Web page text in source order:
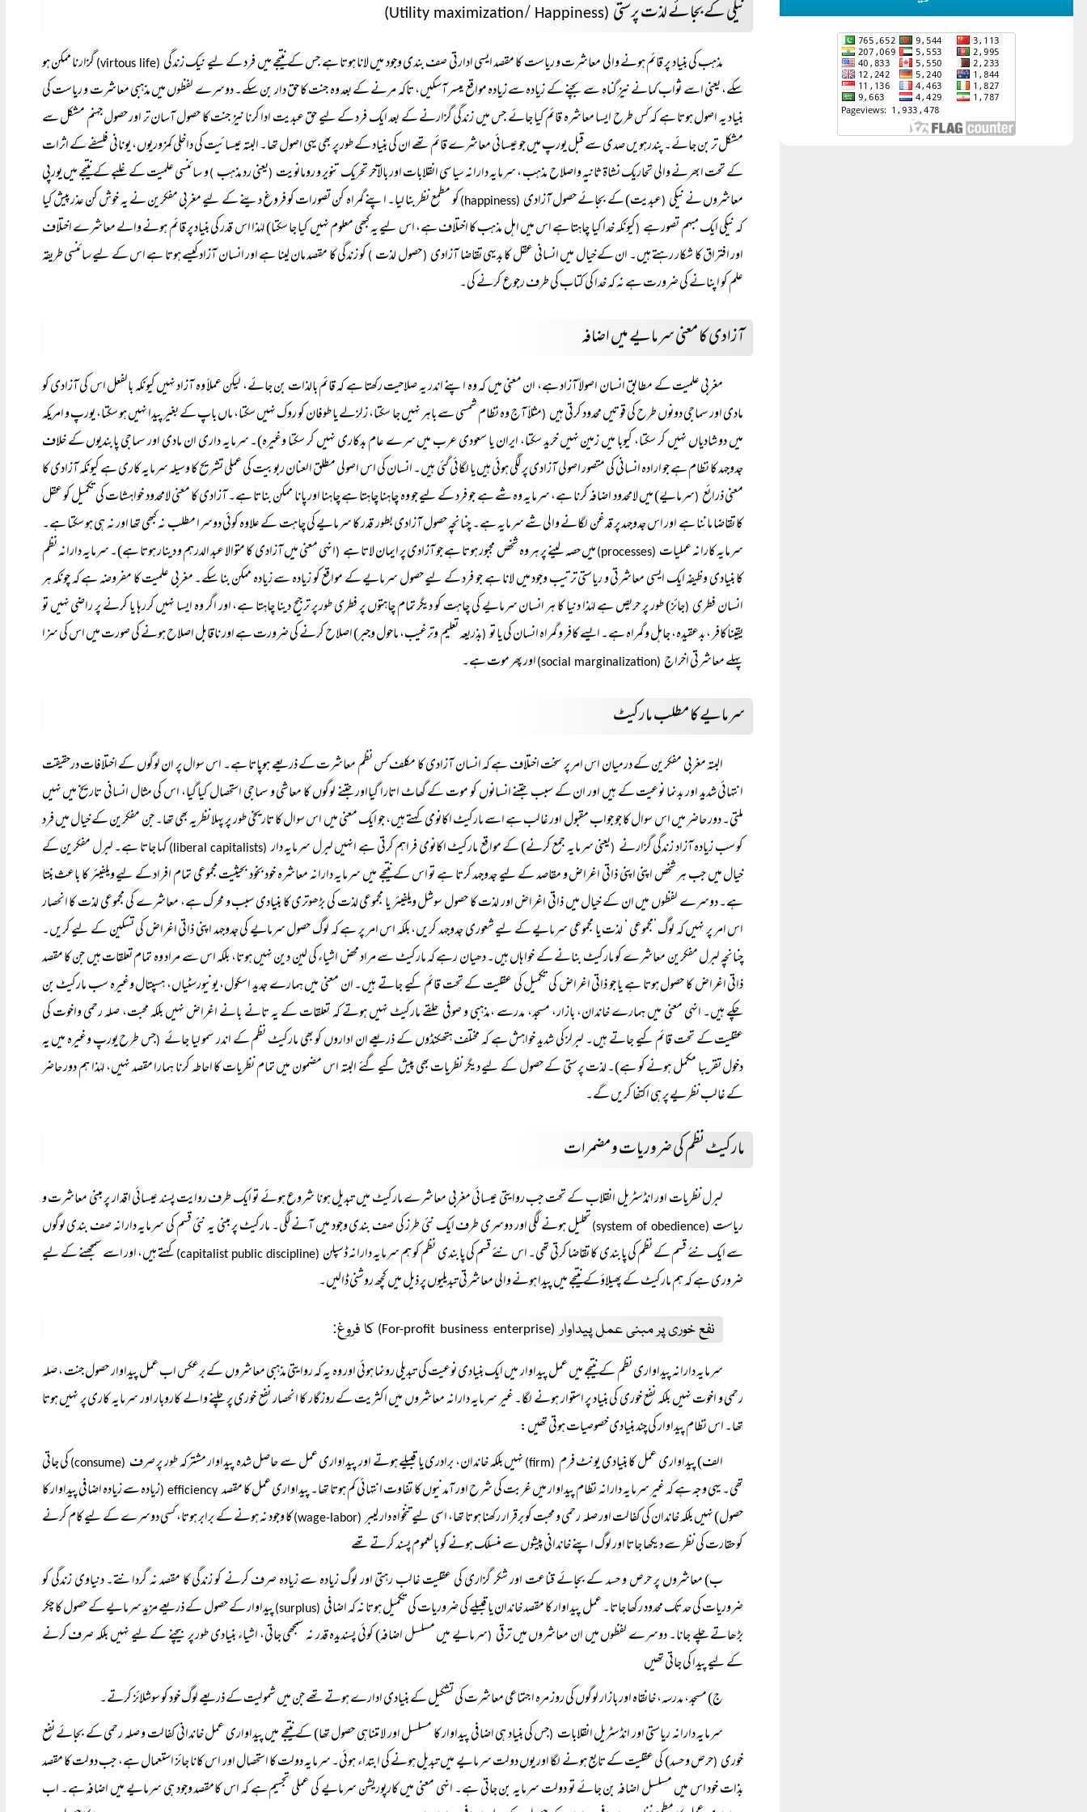
نیکی کے بجائے لذت پرستی (Utility maximization
/ Happiness)
مذہب کی بنیاد پر قائم ہونے والی معاشرت و ریاست کا مقصد ایسی ادارتی صف بندی وجود میں لانا ہوتا ہے جس کے نتیجے میں فرد کے لیے نیک زندگی (virtous life)
گزارنا ممکن ہو
سکے، یعنی اسے ثواب کمانے نیز گناہ سے بچنے کے زیادہ سے زیادہ مواقع میسر آسکیں، تاکہ مرنے کے بعد وہ جنت کا حق دار بن سکے۔ دوسرے لفظوں میں مذہبی معاشرت و ریاست کی
بنیاد یہ اصول ہوتا ہے کہ کس طرح ایسا معاشرہ قائم کیا جائے جس میں زندگی گزارنے کے بعد ایک فرد کے لیے حق عبدیت ادا کرنا نیز جنت کا حصول آسان تر اور حصول جہنم مشکل سے
مشکل تر بن جائے۔ پندرہویں صدی سے قبل یورپ میں جو عیسائی معاشرے قائم تھے ان کی بنیاد کے طور پر بھی یہی اصول تھا۔ البتہ عیسائیت کی داخلی کمزوریوں، یونانی فلسفے کے اثرات
کے تحت ابھرنے والی تحاریک نشاۃ ثانیہ واصلاح مذہب ، سرمایہ دارانہ سیاسی انقلابات اور بالآخر تحریک تنویر و رومانویت (یعنی رد مذہب )و سائنسی علمیت کے غلبے کے نتیجے میں یورپی
معاشروں نے نیکی (عبدیت) کے بجائے حصول آزادی (happiness)
کو مطمع نظر بنا لیا۔ اپنے گمراہ کن تصورات کو فروغ دینے کے لیے مغربی مفکرین نے یہ خوش کن عذر پیش کیا
کہ نیکی ایک مبہم تصور ہے (کیونکہ خدا کیا چاہتا ہے اس میں اہل مذہب کا اختلاف ہے، اس لیے یہ کبھی معلوم نہیں کیا جا سکتا) لہٰذا اس قدر کی بنیاد پر قائم ہونے والے معاشرے اختلاف
اور افتراق کا شکار رہتے ہیں۔ ان کے خیال میں انسانی عقل کا بدیہی تقاضا آزادی (حصول لذت ) کو زندگی کا مقصد مان لینا ہے اور انسان آزاد کیسے ہوتا ہے اس کے لیے سائنسی طریقہ
علم کو اپنانے کی ضرورت ہے نہ کہ خدا کی کتاب کی طرف رجوع کرنے کی۔
آزادی کا معنی سرمایے میں اضافہ
مغربی علمیت کے مطابق انسان اصولاً آزاد ہے، ان معنی میں کہ وہ اپنے اندر یہ صلاحیت رکھتا ہے کہ قائم بالذات بن جائے، لیکن عملاً وہ آزاد نہیں کیونکہ بالفعل اس کی آزادی کو
مادی اور سماجی دونوں طرح کی قوتیں محدود کرتی ہیں (مثلاً آج وہ نظام شمسی سے باہر نہیں جا سکتا، زلزلے یا طوفان کو روک نہیں سکتا، ماں باپ کے بغیر پیدا نہیں ہو سکتا، یورپ و امریکہ
میں دو شادیاں نہیں کر سکتا، کیوبا میں زمین نہیں خرید سکتا، ایران یا سعودی عرب میں سرے عام بدکاری نہیں کر سکتا وغیرہ)۔ سرمایہ داری ان مادی اور سماجی پابندیوں کے خلاف
جدوجہد کا نظام ہے جو ارادہ انسانی کی متصور اصولی آزادی پر لگی ہوئی ہیں یا لگائی گئی ہیں۔ انسان کی اس اصولی مطلق العنان ربوبیت کی عملی تشریح کا وسیلہ سرمایہ کاری ہے کیونکہ آزادی کا
معنی ذرائع (سرمایے) میں لامحدود اضافہ کرنا ہے، سرمایہ وہ شے ہے جو فرد کے لیے جو وہ چاہنا چاہتا ہے چاہنا اور پانا ممکن بناتا ہے۔ آزادی کا معنی لامحدود خواہشات کی تکمیل کو عقل
کا تقاضا ماننا ہے اور اس جدوجہد پر قدغن لگانے والی شے سرمایہ ہے۔ چنانچہ حصول آزادی بطور قدر کا سرمایے کی چاہت کے علاوہ کوئی دوسرا مطلب نہ کبھی تھا اور نہ ہی ہو سکتا ہے۔
سرمایہ کارانہ عملیات (processes) میں حصہ لینے پر ہر وہ شخص مجبور ہوتا ہے جو آزادی پر ایمان لاتا ہے (انہی معنی میں آزادی کا متوالا عبد الدرہم و دینار ہوتا ہے)۔ سرمایہ دارانہ نظم
کا بنیادی وظیفہ ایک ایسی معاشرتی و ریاستی ترتیب وجود میں لانا ہے جو فرد کے لیے حصول سرمایے کے مواقع کو زیادہ سے زیادہ ممکن بنا سکے۔ مغربی علمیت کا مفروضہ ہے کہ چونکہ ہر
انسان فطری (جائز) طور پر حریص ہے لہٰذا دنیا کا ہر انسان سرمایے کی چاہت کو دیگر تمام چاہتوں پر فطری طور پر ترجیح دینا چاہتا ہے، اور اگر وہ ایسا نہیں کررہا یا کرنے پر راضی نہیں تو
یقیناًکافر ، بدعقیدہ، جاہل و گمراہ ہے۔ ایسے کافر و گمراہ انسان کی یا تو(بذریعہ تعلیم وترغیب، ماحول وجبر) اصلاح کرنے کی ضرورت ہے اور ناقابل اصلاح ہونے کی صورت میں اس کی سزا
پہلے معاشرتی اخراج (social marginalization) اور پھر موت ہے۔
سرمایے کا مطلب مارکیٹ
البتہ مغربی مفکرین کے درمیان اس امر پر سخت اختلاف ہے کہ انسان آزادی کا مکلف کس نظم معاشرت کے ذریعے ہوپاتا ہے۔ اس سوال پر ان لوگوں کے اختلافات درحقیقت
انتہائی شدید اور بدنما نوعیت کے ہیں اور ان کے سبب جتنے انسانوں کو موت کے گھاٹ اتارا گیااور جتنے لوگوں کا معاشی و سماجی استحصال کیا گیا، اس کی مثال انسانی تاریخ میں نہیں
ملتی۔ دور حاضر میں اس سوال کا جو جواب مقبول اور غالب ہے اسے مارکیٹ اکانومی کہتے ہیں، جو ایک معنی میں اس سوال کا تاریخی طور پر پہلا نظریہ بھی تھا۔ جن مفکرین کے خیال میں فرد
کو سب زیادہ آزاد زندگی گزارنے (یعنی سرمایہ جمع کرنے) کے مواقع مارکیٹ اکانومی فراہم کرتی ہے انہیں لبرل سرمایہ دار(liberal capitalists)
کہا جاتا ہے۔ لبرل مفکرین کے
خیال میں جب ہر شخص اپنی اپنی ذاتی اغراض و مقاصد کے لیے جدوجہد کرتا ہے تو اس کے نتیجے میں سرمایہ دارانہ معاشرہ خود بخود بحیثیت مجموعی تمام افراد کے لیے ویلفیئر کا باعث بنتا
ہے۔ دوسرے لفظوں میں ان کے خیال میں ذاتی اغراض اور لذت کا حصول سوشل ویلفیئر یا مجموعی لذت کی بڑھوتری کا بنیادی سبب و محرک ہے، معاشرے کی مجموعی لذت کا انحصار
اس امر پر نہیں کہ لوگ ’مجموعی ‘ لذت یا مجموعی سرمایے کے لیے شعوری جدوجہد کریں، بلکہ اس امر پر ہے کہ لوگ حصول سرمایے کی جدوجہد اپنی ذاتی اغراض کی تسکین کے لیے کریں۔
چنانچہ لبرل مفکرین معاشرے کو مارکیٹ بنانے کے خواہاں ہیں۔ دھیان رہے کہ مارکیٹ سے مراد محض اشیاء کی لین دین نہیں ہوتا، بلکہ اس سے مراد وہ تمام تعلقات ہیں جن کا مقصد
ذاتی اغراض کا حصول ہوتا ہے یا جو ذاتی اغراض کی تکمیل کی عقلیت کے تحت قائم کیے جاتے ہیں۔ ان معنی میں ہمارے جدید اسکول، یونیورسٹیاں، ہسپتال وغیرہ سب مارکیٹ بن
چکے ہیں۔ انہی معنی میں ہمارے خاندان، بازار، مسجد، مدرسے ،مذہبی و صوفی حلقے مارکیٹ نہیں ہوتے کہ تعلقات کے یہ تانے بانے اغراض نہیں بلکہ محبت، صلہ رحمی واخوت کی
عقلیت کے تحت قائم کیے جاتے ہیں۔ لبرلز کی شدید خواہش ہے کہ مختلف ہتھکنڈوں کے ذریعے ان اداروں کو بھی مارکیٹ نظم کے اندر سمو لیا جائے (جس طرح یورپ وغیرہ میں یہ
دخول تقریبا مکمل ہونے کو ہے)۔ لذت پرستی کے حصول کے لیے دیگر نظریات بھی پیش کیے گئے البتہ اس مضمون میں تمام نظریات کا احاطہ کرنا ہمارا مقصد نہیں، لہٰذا ہم دور حاضر
کے غالب نظریے پر ہی اکتفا کریں گے۔
مارکیٹ نظم کی ضروریات و مضمرات
لبرل نظریات اور انڈسٹریل انقلاب کے تحت جب روایتی عیسائی مغربی معاشرے مارکیٹ میں تبدیل ہونا شروع ہوئے تو ایک طرف روایت پسند عیسائی اقدار پر مبنی معاشرت و
ریاست (system of obedience)
تحلیل ہونے لگی اور دوسری طرف ایک نئی طرز کی صف بندی وجود میں آنے لگی۔ مارکیٹ پر مبنی یہ نئی قسم کی سرمایہ دارانہ صف بندی لوگوں
سے ایک نئے قسم کے نظم کی پابندی کا تقاضا کرتی تھی۔ اس نئے قسم کی پابندی نظم کو ہم سرمایہ دارانہ ڈسپلن (capitalist public discipline)
کہتے ہیں، اور اسے سمجھنے کے لیے
ضروری ہے کہ ہم مارکیٹ کے پھیلاؤکے نتیجے میں پیدا ہونے والی معاشرتی تبدیلیوں پر ذیل میں کچھ روشنی ڈالیں۔
نفع خوری پر مبنی عمل پیداوار (For-profit business enterprise) کا فروغ:
سرمایہ دارانہ پیداواری نظم کے نتیجے میں عمل پیداوار میں ایک بنیادی نوعیت کی تبدیلی رونما ہوئی اور وہ یہ کہ روایتی مذہبی معاشروں کے برعکس اب عمل پیداوار حصول جنت ، صلہ
رحمی و اخوت نہیں بلکہ نفع خوری کی بنیاد پر استوار ہونے لگا۔ غیر سرمایہ دارانہ معاشروں میں اکثریت کے روزگار کا انحصار نفع خوری پر چلنے والے کاروبار اور سرمایہ کاری پر نہیں ہوتا
تھا۔ اس نظام پیداوار کی چند بنیادی خصوصیات ہوتی تھیں:
الف) پیداواری عمل کا بنیادی یونٹ فرم (firm) نہیں بلکہ خاندان، برادری یا قبیلے ہوتے اور پیداواری عمل سے حاصل شدہ پیداوار مشترکہ طور پر صرف (consume)
کی جاتی
تھی۔ یہی وجہ ہے کہ غیر سرمایہ دارانہ نظام پیداوار میں غربت کی شرح اور آمدنیوں کا تفاوت انتہائی کم ہوتا تھا۔ پیداواری عمل کا مقصدefficiency (
زیادہ سے زیادہ اضافی پیداوار کا
حصول) نہیں بلکہ خاندان کی کفالت اور صلہ رحمی و محبت کو برقرار رکھنا ہوتا تھا، اسی لیے تنخواہ دار لیبر (wage-labor)
کا وجود نہ ہونے کے برابر ہوتا، کسی دوسرے کے لیے کام کرنے
کو حقارت کی نظر سے دیکھا جاتا اور لوگ اپنے خاندانی پیشوں سے منسلک ہونے کو بالعموم پسند کرتے تھے
ب) معاشروں پر حرص و حسد کے بجائے قناعت اور شکر گزاری کی عقلیت غالب رہتی اور لوگ زیادہ سے زیادہ صرف کرنے کو زندگی کا مقصد نہ گردانتے۔ دنیاوی زندگی کو
ضروریات کی حد تک محدود رکھا جاتا۔ عمل پیداوار کا مقصد خاندان یا قبیلے کی ضروریات کی تکمیل ہوتا نہ کہ اضافی (surplus)
پیداوار کے حصول کے ذریعے مزید سرمایے کے حصول کا چکر
بڑھاتے چلے جانا۔ دوسرے لفظوں میں ان معاشروں میں ترقی (سرمایے میں مسلسل اضافہ) کوئی پسندیدہ قدر نہ سمجھی جاتی، اشیاء بنیادی طور پر بیچنے کے لیے نہیں بلکہ صرف کرنے
کے لیے پیدا کی جاتی تھیں
ج) مسجد، مدرسہ، خانقاہ اور بازار لوگوں کی روز مرہ اجتماعی معاشرت کی تشکیل کے بنیادی ادارے ہوتے تھے جن میں شمولیت کے ذریعے لوگ خود کو سوشلائز کرتے۔
سرمایہ دارانہ ریاستی اور انڈسٹریل انقلابات (جس کی بنیاد ہی اضافی پیداوار کا مسلسل اور لا متناہی حصول تھا) کے نتیجے میں پیداواری عمل خاندانی کفالت و صلہ رحمی کے بجائے نفع
خوری (حرص و حسد) کی عقلیت کے تابع ہونے لگا اور یوں دولت سرمایے میں تبدیل ہونے کی ابتداء ہوئی۔ سرمایہ دولت کا استحصال اور اس کانا جائز استعمال ہے، جب دولت کا مقصد
بذات خود اس میں مسلسل اضافہ بن جائے تو دولت سرمایہ بن جاتی ہے۔ انہی معنی میں کارپوریشن سرمایے کی عملی تجسیم ہے کہ اس کامقصد وجود ہی سرمایے میں اضافہ ہے۔ اب